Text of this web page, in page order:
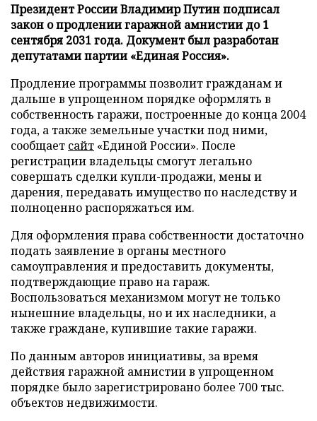
Президент России Владимир Путин подписал
закон о продлении гаражной амнистии до 1
сентября 2031 года. Документ был разработан
депутатами партии «Единая Россия».
Продление программы позволит гражданам и
дальше в упрощенном порядке оформлять в
собственность гаражи, построенные до конца 2004
года, а также земельные участки под ними,
сообщает сайт «Единой России». После
регистрации владельцы смогут легально
совершать сделки купли-продажи, мены и
дарения, передавать имущество по наследству и
полноценно распоряжаться им.
Для оформления права собственности достаточно
подать заявление в органы местного
самоуправления и предоставить документы,
подтверждающие право на гараж.
Воспользоваться механизмом могут не только
нынешние владельцы, но и их наследники, а
также граждане, купившие такие гаражи.
По данным авторов инициативы, за время
действия гаражной амнистии в упрощенном
порядке было зарегистрировано более 700 тыс.
объектов недвижимости.